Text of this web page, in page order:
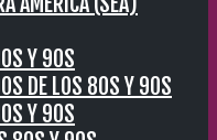
Y 90S
DE LOS 80S Y 90S
Y 90S